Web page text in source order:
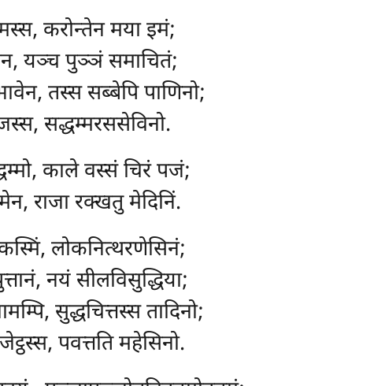
करोन्तेन मया इमं;
यञ्च पुञ्ञं समाचितं;
तस्स सब्बेपि पाणिनो;
सद्धम्मरससेविनो.
काले वस्सं चिरं पजं;
राजा रक्खतु मेदिनिं.
लोकनित्थरणेसिनं;
नयं सीलविसुद्धिया;
सुद्धचित्तस्स तादिनो;
पवत्तति महेसिनो.